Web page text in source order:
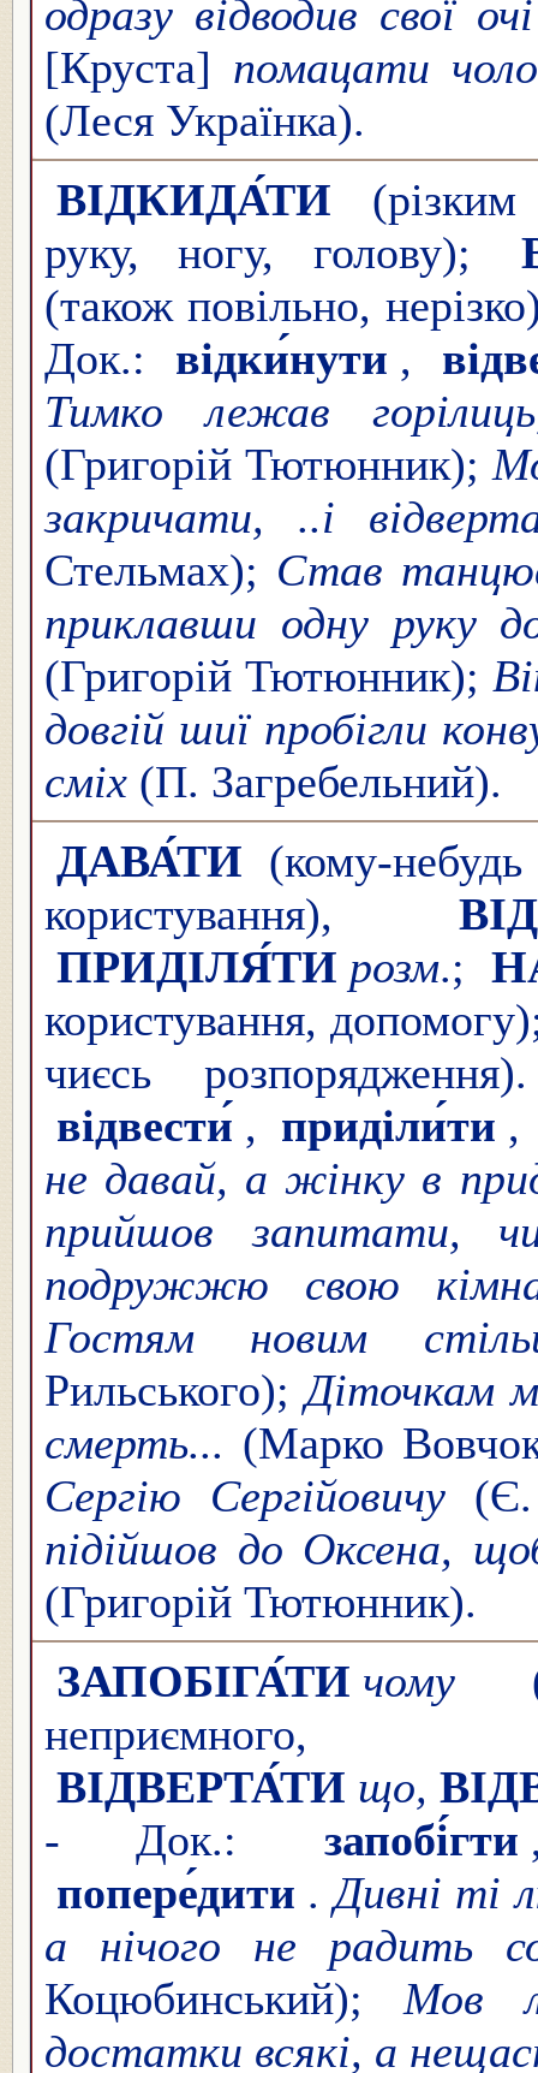
одразу відводив свої
[Круста] помацати
(Леся Українка).
ВІДКИДА́ТИ
руку, ногу, голову);
(також повільно,
Док.:
відки́нути ,
Тимко лежав
(Григорій Тютюнник);
закричати, ..і
Стельмах); Став
приклавши одну руку
(Григорій Тютюнник);
довгій шиї пробігли
сміх (П. Загребельний).
ДАВА́ТИ (кому-небудь
користування),
ПРИДІЛЯ́ТИ розм.;
користування,
чиєсь
відвести́ , приділи́ти ,
не давай, а жінку в
прийшов запитати,
подружжю свою
Гостям новим
Рильського);Діточкам
смерть... (Марко
Сергію Сергійовичу (Є.
підійшов до Оксена,
(Григорій Тютюнник).
ЗАПОБІГА́ТИ чому
ВІДВЕРТА́ТИ що,
- Док.:
запобі́гти
попере́дити .Дивні ті
а нічого не радить
Коцюбинський); Мов
достатки всякі, а